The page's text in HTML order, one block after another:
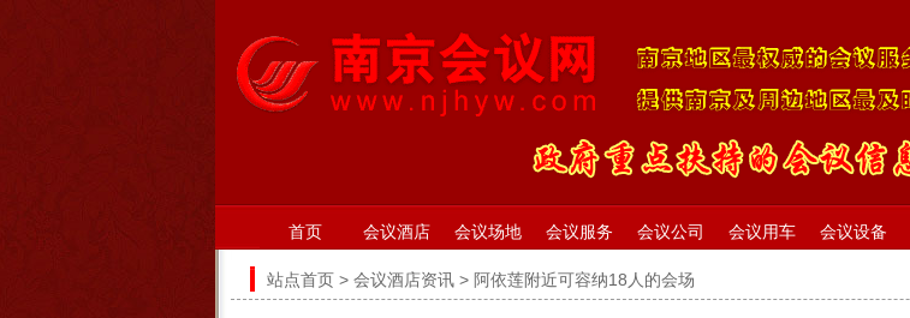
首页 会议酒店 会议场地 会议服务 会议公司 会议用车 会议设备
站点首页 > 会议酒店资讯 > 阿依莲附近可容纳18人的会场